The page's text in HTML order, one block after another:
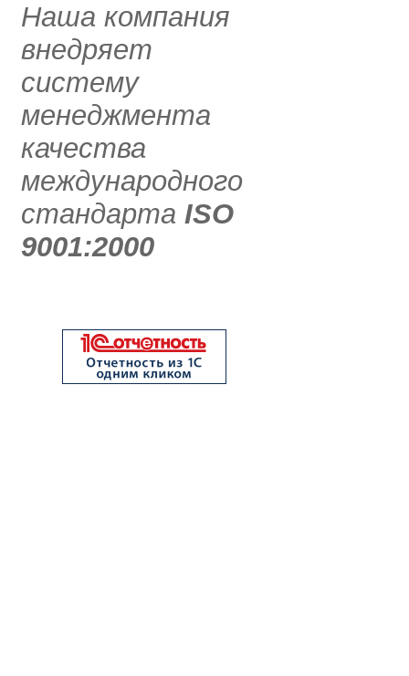
Наша компания
внедряет
систему
менеджмента
качества
международного
стандарта ISO
9001:2000